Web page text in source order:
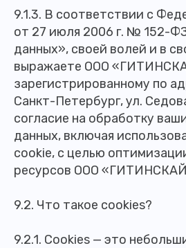
9.1.3. В соответствии с
от 27 июля 2006 г. № 152-
данных», своей волей и в
выражаете ООО
зарегистрированному по
Санкт-Петербург, ул.
согласие на обработку
данных, включая
cookie, с целью
ресурсов ООО
9.2. Что такое cookies?
9.2.1. Cookies — это